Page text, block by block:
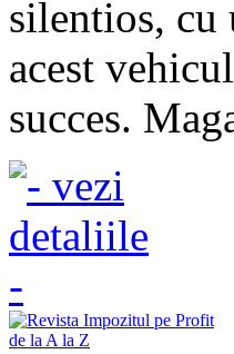
silentios, cu
acest
succes.